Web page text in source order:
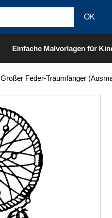
Einfache Malvorlagen für
Großer Feder-Traumfänger